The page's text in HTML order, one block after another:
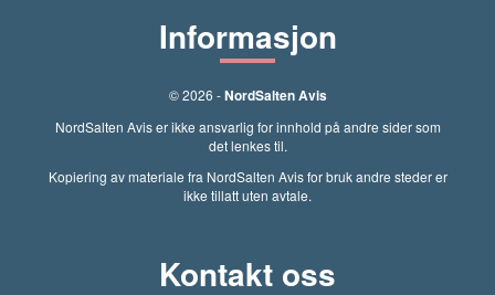
Informasjon
© 2026 -NordSalten Avis
NordSalten Avis er ikke ansvarlig for innhold på andre sider som
det lenkes til.
Kopiering av materiale fra NordSalten Avis for bruk andre steder er
ikke tillatt uten avtale.
Kontakt oss